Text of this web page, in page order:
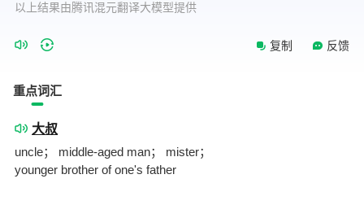
以上结果由腾讯混元翻译大模型提供
复制 反馈
重点词汇
大叔
uncle； middle-aged man； mister；
younger brother of one's father